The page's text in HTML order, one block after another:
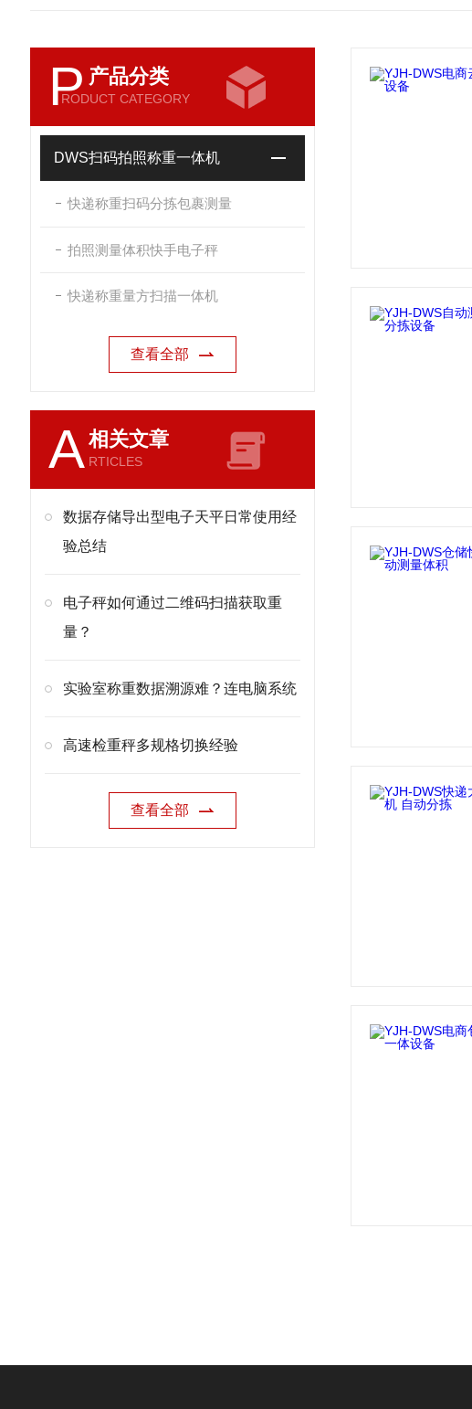
P 产品分类
RODUCT CATEGORY
DWS扫码拍照称重一体机
快递称重扫码分拣包裹测量
拍照测量体积快手电子秤
快递称重量方扫描一体机
查看全部
A相关文章
RTICLES
数据存储导出型电子天平日常使用经
验总结
电子秤如何通过二维码扫描获取重
量？
实验室称重数据溯源难？连电脑系统
高速检重秤多规格切换经验
查看全部